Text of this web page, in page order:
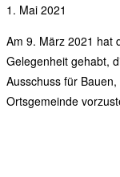
1. Mai 2021
Am 9. März 2021 hat
Gelegenheit gehabt,
Ausschuss für
Ortsgemeinde